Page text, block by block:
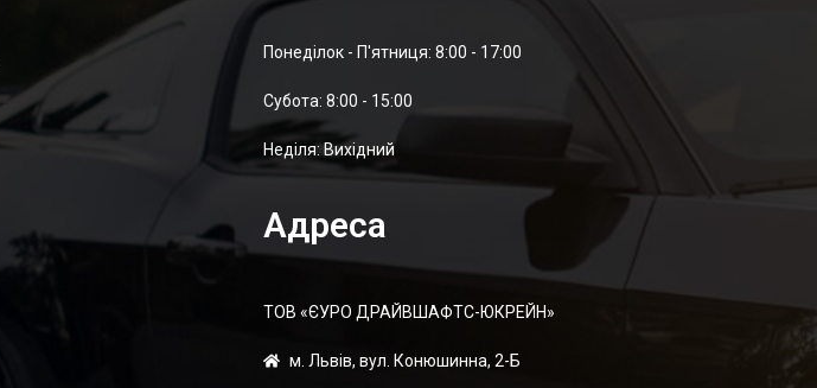
Понеділок - П'ятниця: 8:00 - 17:00
Суботa: 8:00 - 15:00
Неділя: Вихідний
Адреса
ТОВ «ЄУРО ДРАЙВШАФТC-ЮКРЕЙН»
м. Львів, вул. Конюшинна, 2-Б